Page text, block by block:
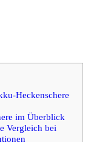
Heckenschere
im Überblick
Vergleich bei